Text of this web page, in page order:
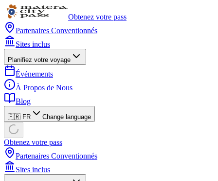
Obtenez votre pass
Partenaires Conventionnés
Sites inclus
Planifiez votre voyage
Événements
À Propos de Nous
Blog
🇫🇷 FR Change language
Obtenez votre pass
Partenaires Conventionnés
Sites inclus